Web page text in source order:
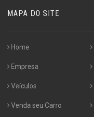
MAPA DO SITE
Home
Empresa
Veículos
Venda seu Carro